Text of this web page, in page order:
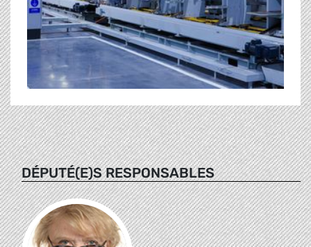
DÉPUTÉ(E)S RESPONSABLES